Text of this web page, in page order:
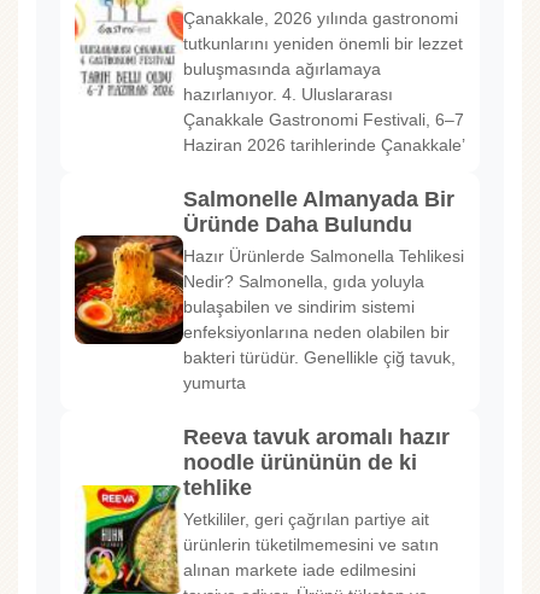
Çanakkale, 2026 yılında gastronomi
tutkunlarını yeniden önemli bir lezzet
buluşmasında ağırlamaya
hazırlanıyor. 4. Uluslararası
Çanakkale Gastronomi Festivali, 6–7
Haziran 2026 tarihlerinde Çanakkale’
Salmonelle Almanyada Bir
Üründe Daha Bulundu
Hazır Ürünlerde Salmonella Tehlikesi
Nedir? Salmonella, gıda yoluyla
bulaşabilen ve sindirim sistemi
enfeksiyonlarına neden olabilen bir
bakteri türüdür. Genellikle çiğ tavuk,
yumurta
Reeva tavuk aromalı hazır
noodle ürününün de ki
tehlike
Yetkililer, geri çağrılan partiye ait
ürünlerin tüketilmemesini ve satın
alınan markete iade edilmesini